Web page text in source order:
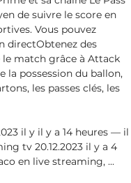
de suivre le score en
Vous pouvez
directObtenez des
match grâce à Attack
la possession du ballon,
les passes clés, les
il y il y a 14 heures — il
tv 20.12.2023 il y a 4
en live streaming, ...